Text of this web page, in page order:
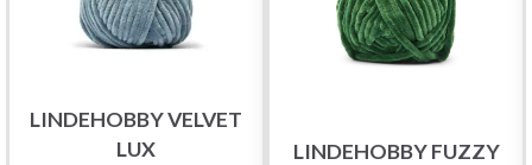
LINDEHOBBY VELVET
LUX
LINDEHOBBY FUZZY